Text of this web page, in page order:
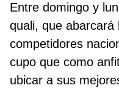
Entre domingo y
quali, que abarcará
competidores
cupo que como
ubicar a sus